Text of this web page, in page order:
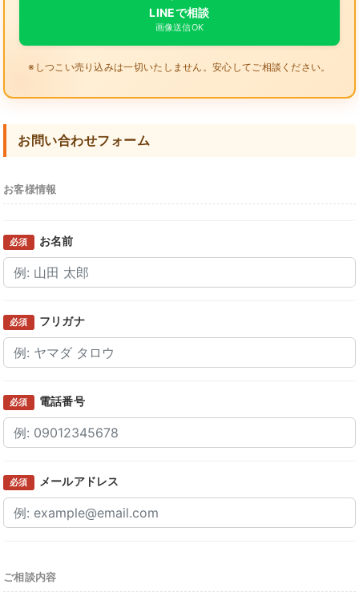
LINEで相談
画像送信OK
※しつこい売り込みは一切いたしません。安心してご相談ください。
お問い合わせフォーム
お客様情報
必須 お名前
必須 フリガナ
必須 電話番号
必須 メールアドレス
ご相談内容